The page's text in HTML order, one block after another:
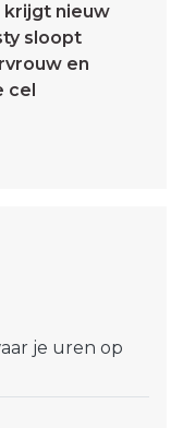
krijgt nieuw
sloopt
en
cel
je uren op